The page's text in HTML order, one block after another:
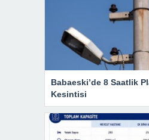
Babaeski’de 8 Saatlik
Kesintisi